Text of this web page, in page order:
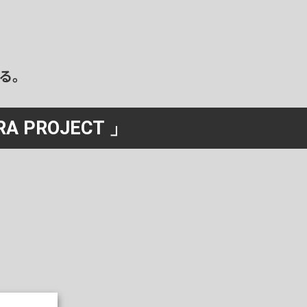
。
PROJECT 」